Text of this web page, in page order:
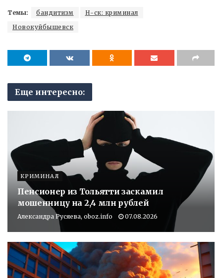
Темы: бандитизм
Н-ск: криминал
Новокуйбышевск
Еще интересно:
КРИМИНАЛ
Пенсионер из Тольятти заскамил
мошенницу на 2,4 млн рублей
Александра Русяева, oboz.info 07.08.2026